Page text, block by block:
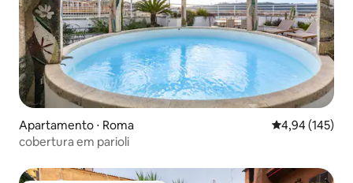
Apartamento ⋅ Roma 4,94 de uma
4,94 (145)
cobertura em parioli